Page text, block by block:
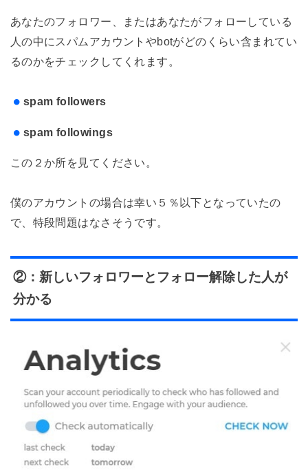
あなたのフォロワー、またはあなたがフォローしている
人の中にスパムアカウントやbotがどのくらい含まれてい
るのかをチェックしてくれます。
spam followers
spam followings
この２か所を見てください。
僕のアカウントの場合は幸い５％以下となっていたの
で、特段問題はなさそうです。
②：新しいフォロワーとフォロー解除した人が
分かる